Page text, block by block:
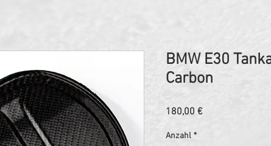
BMW E30
Carbon
180,00 €Preis
Anzahl *